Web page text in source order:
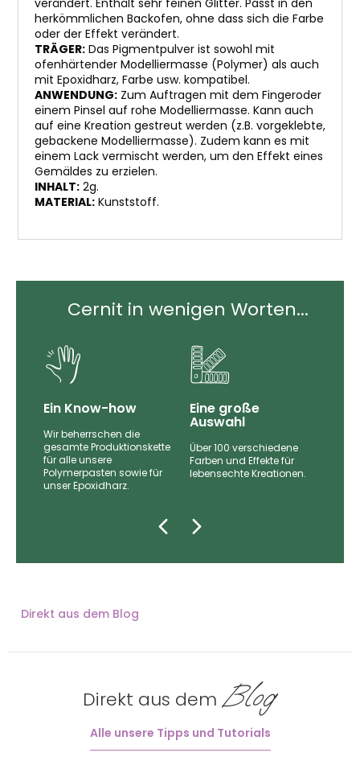
verändert. Enthält sehr feinen Glitter. Passt in den
herkömmlichen Backofen, ohne dass sich die Farbe
oder der Effekt verändert.
TRÄGER: Das Pigmentpulver ist sowohl mit
ofenhärtender Modelliermasse (Polymer) als auch
mit Epoxidharz, Farbe usw. kompatibel.
ANWENDUNG: Zum Auftragen mit dem Fingeroder
einem Pinsel auf rohe Modelliermasse. Kann auch
auf eine Kreation gestreut werden (z.B. vorgeklebte,
gebackene Modelliermasse). Zudem kann es mit
einem Lack vermischt werden, um den Effekt eines
Gemäldes zu erzielen.
INHALT: 2g.
MATERIAL: Kunststoff.
Cernit in wenigen Worten...
Ein Know-how
Wir beherrschen die
gesamte Produktionskette
für alle unsere
Polymerpasten sowie für
unser Epoxidharz.
Eine große
Auswahl
Über 100 verschiedene
Farben und Effekte für
lebensechte Kreationen.
Direkt aus dem Blog
Direkt aus dem Blog
Alle unsere Tipps und Tutorials